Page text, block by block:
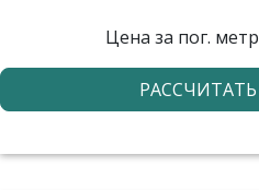
Цена за пог.